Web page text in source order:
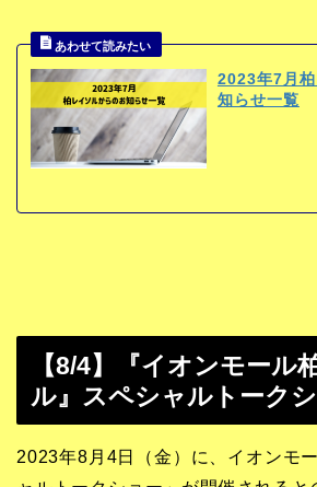
2023年7月
知らせ一覧
【8/4】『イオンモール
ル』スペシャルトーク
2023年8月4日（金）に、イオンモ